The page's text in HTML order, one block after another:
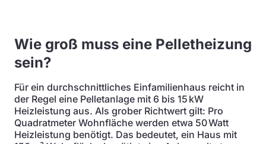
Wie groß muss eine Pelletheizung
sein?
Für ein durchschnittliches Einfamilienhaus reicht in
der Regel eine Pelletanlage mit 6 bis 15 kW
Heizleistung aus. Als grober Richtwert gilt: Pro
Quadratmeter Wohnfläche werden etwa 50 Watt
Heizleistung benötigt. Das bedeutet, ein Haus mit